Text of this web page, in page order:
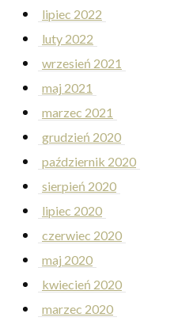
lipiec 2022
luty 2022
wrzesień 2021
maj 2021
marzec 2021
grudzień 2020
październik 2020
sierpień 2020
lipiec 2020
czerwiec 2020
maj 2020
kwiecień 2020
marzec 2020